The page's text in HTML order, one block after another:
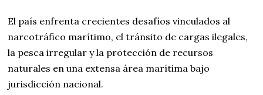
El país enfrenta crecientes desafíos vinculados al
narcotráfico marítimo, el tránsito de cargas ilegales,
la pesca irregular y la protección de recursos
naturales en una extensa área marítima bajo
jurisdicción nacional.